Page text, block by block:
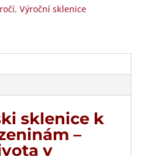
, Výroční sklenice
sklenice k
–
v